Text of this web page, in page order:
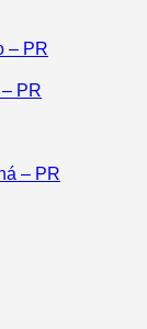
– PR
PR
– PR